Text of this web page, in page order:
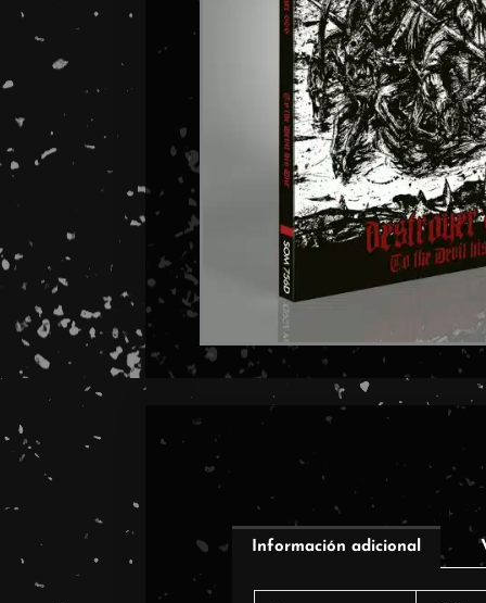
Información adicional